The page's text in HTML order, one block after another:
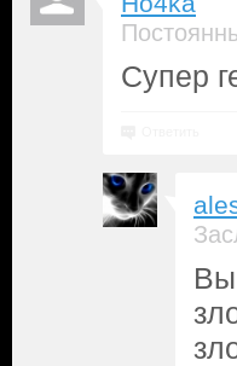
Супер
Вы